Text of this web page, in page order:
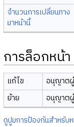
จำนวนการเปลี่ยนทาง
มาหน้านี้
การล็อกหน้า
แก้ไข
อนุญาตผู้
ย้าย
อนุญาตผู้
ดูปูมการป้องกันสำหรับ